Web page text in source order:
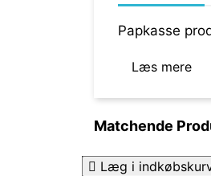
Papkasse
Læs mere
Matchende
Læg i